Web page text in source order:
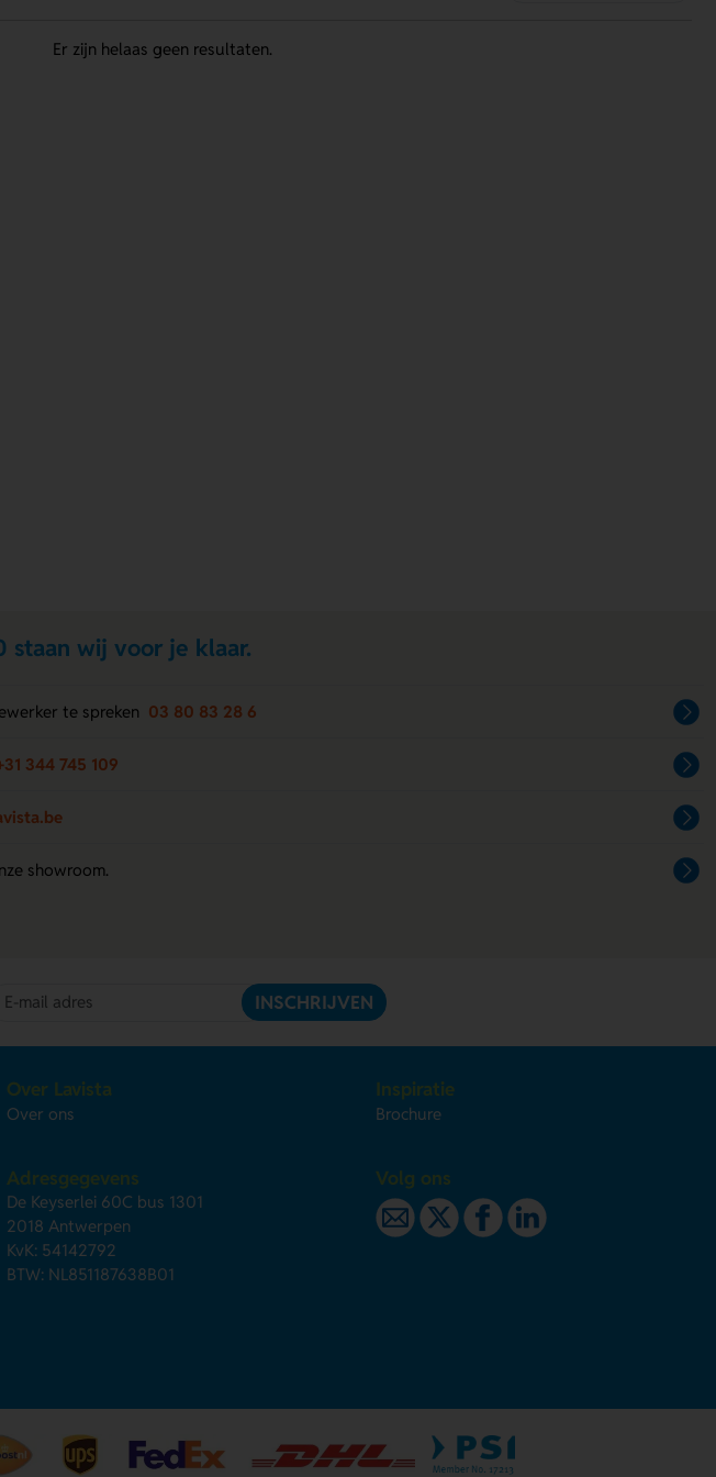
Er zijn helaas geen resultaten.
staan wij voor je klaar.
te spreken 03 80 83 28 6
344 745 109
showroom.
INSCHRIJVEN
Over Lavista
Over ons
Adresgegevens
De Keyserlei 60C bus 1301
2018 Antwerpen
KvK: 54142792
BTW: NL851187638B01
Inspiratie
Brochure
Volg ons